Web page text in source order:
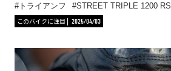
トライアンフ STREET TRIPLE 1200 RS
このバイクに注目
2025/04/03